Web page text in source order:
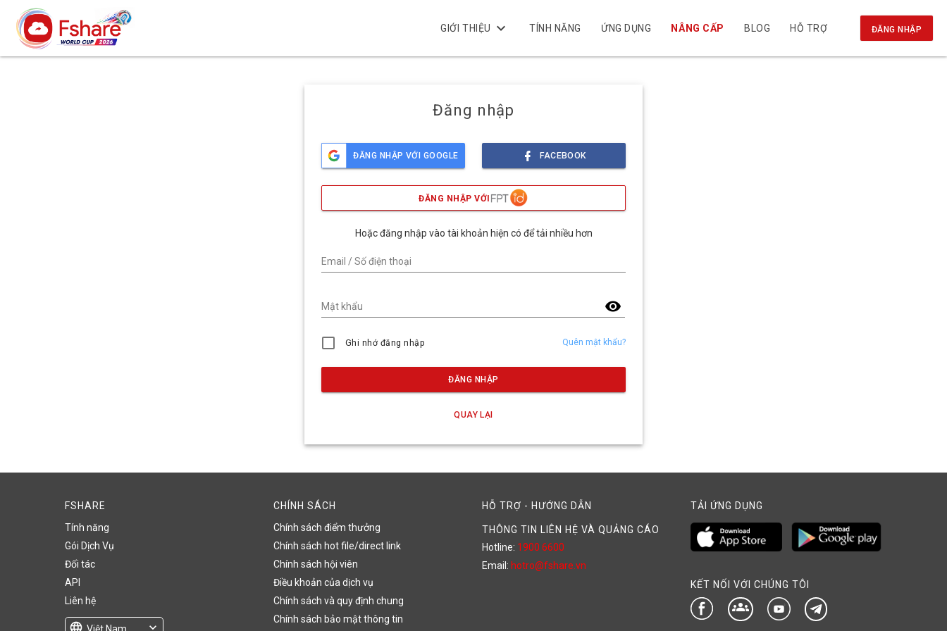
GIỚI THIỆU keyboard_arrow_down TÍNH NĂNG ỨNG DỤNG NÂNG CẤP BLOG HỖ TRỢ ĐĂNG NHẬP
Đăng nhập
ĐĂNG NHẬP VỚI GOOGLE FACEBOOK
ĐĂNG NHẬP VỚI
Hoặc đăng nhập vào tài khoản hiện có để tải nhiều hơn
Email / Số điện thoại
visibility
Mật khẩu
Ghi nhớ đăng nhập Quên mật khẩu?
ĐĂNG NHẬP
QUAY LẠI
FSHARE
Tính năng
Gói Dịch Vụ
Đối tác
API
Liên hệ
language Việt Nam expand_more
CHÍNH SÁCH
Chính sách điểm thưởng
Chính sách hot file/direct link
Chính sách hội viên
Điều khoản của dịch vụ
Chính sách và quy định chung
Chính sách bảo mật thông tin
HỖ TRỢ - HƯỚNG DẪN
THÔNG TIN LIÊN HỆ VÀ QUẢNG CÁO
Hotline: 1900 6600
Email: hotro@fshare.vn
TẢI ỨNG DỤNG
KẾT NỐI VỚI CHÚNG TÔI
groups